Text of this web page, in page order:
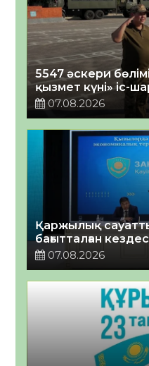
5547 әскери
қызмет күні» іс-
07.08.2026
Қаржылық
бағытталған
07.08.2026